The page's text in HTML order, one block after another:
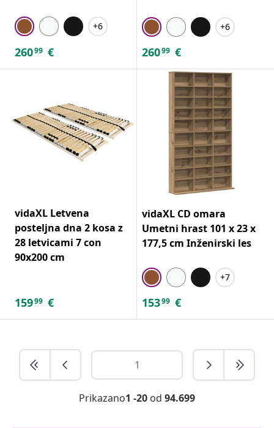
+6
26099 €
+6
26099 €
vidaXL Letvena
posteljna dna 2 kosa z
28 letvicami 7 con
90x200 cm
15999 €
vidaXL CD omara
Umetni hrast 101 x 23 x
177,5 cm Inženirski les
+7
15399 €
Prikazano1 -20 od 94.699